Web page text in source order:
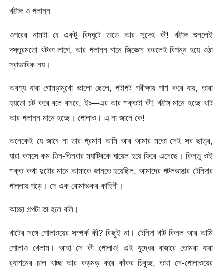
খট্টাঙ্গ ও পলান্ন
ওপরের নামটা যে একটু বিদঘুটে তাতে আর সন্দেহ কী! খট্টাঙ্গ শুনলেই
দস্তুরমতো খটকা লাগে, আর পলান্ন মানে জিজ্ঞেস করলেই বিপন্ন হয়ে ওঠা
স্বাভাবিক নয়।
অবশ্য যারা গোমড়ামুখো ভালো ছেলে, পটাপট পরীক্ষায় পাশ করে যায়, তারা
হয়তো চট করে বলে বসবে, ইঃ—এর আর শক্তটা কী! খট্টাঙ্গ মানে হচ্ছে খাট
আর পলান্ন মানে হচ্ছে। পোলাও। এ না জানে কে!
অনেকেই যে জানে না তার প্রমাণ আমি আর আমার মতো সেই সব ছাত্র,
যারা কমসে কম তিন-তিনবার ম্যাট্রিকে ঘায়েল হয়ে ফিরে এসেছে। কিন্তু ওই
শক্ত কথা দুটোর মানে আমাকে জানতে হয়েছিল, আমাদের পটলডাঙার টেনিদার
পাল্লায় পড়ে। সে এক রোমাঞ্চকর কাহিনী।
আচ্ছা গল্পটা তা হলে বলি।
খাটের সঙ্গে পোলাওয়ের সম্পর্ক কী? কিছুই না। টেনিদা খাট কিনল আর আমি
পোলাও খেলাম। আহা সে কী পোলাও! এই যুদ্ধের বাজারে তোমরা যারা
র‍্যাশনের চাল খাচ্ছ আর কড়মড় করে কাঁকর চিবুচ্ছ, তারা সে-পোলাওয়ের